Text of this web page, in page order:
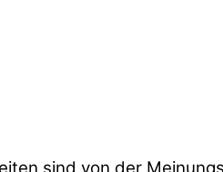
sind von der